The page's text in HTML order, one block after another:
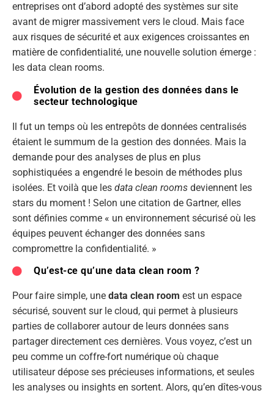
entreprises ont d’abord adopté des systèmes sur site
avant de migrer massivement vers le cloud. Mais face
aux risques de sécurité et aux exigences croissantes en
matière de confidentialité, une nouvelle solution émerge :
les data clean rooms.
Évolution de la gestion des données dans le
secteur technologique
Il fut un temps où les entrepôts de données centralisés
étaient le summum de la gestion des données. Mais la
demande pour des analyses de plus en plus
sophistiquées a engendré le besoin de méthodes plus
isolées. Et voilà que les data clean rooms deviennent les
stars du moment ! Selon une citation de Gartner, elles
sont définies comme « un environnement sécurisé où les
équipes peuvent échanger des données sans
compromettre la confidentialité. »
Qu’est-ce qu’une data clean room ?
Pour faire simple, une data clean room est un espace
sécurisé, souvent sur le cloud, qui permet à plusieurs
parties de collaborer autour de leurs données sans
partager directement ces dernières. Vous voyez, c’est un
peu comme un coffre-fort numérique où chaque
utilisateur dépose ses précieuses informations, et seules
les analyses ou insights en sortent. Alors, qu’en dîtes-vous